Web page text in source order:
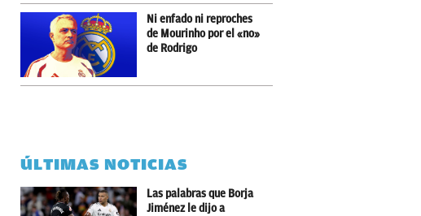
Ni enfado ni reproches
de Mourinho por el «no»
de Rodrigo
ÚLTIMAS NOTICIAS
Las palabras que Borja
Jiménez le dijo a